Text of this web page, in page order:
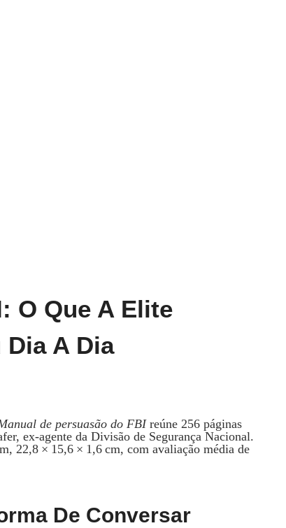
O Que A Elite
A Dia
de persuasão do FBIreúne 256 páginas
ex‑agente da Divisão de Segurança Nacional.
22,8 × 15,6 × 1,6 cm, com avaliação média de
De Conversar